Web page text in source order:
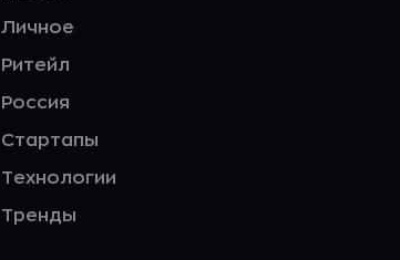
Личное
Ритейл
Россия
Стартапы
Технологии
Тренды